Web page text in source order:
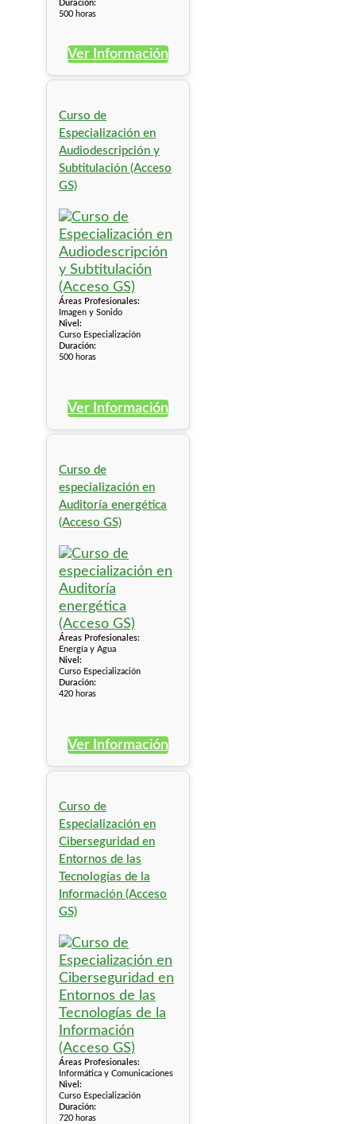
Duración:
500 horas
Ver Información
Curso de
Especialización en
Audiodescripción y
Subtitulación (Acceso
GS)
Áreas Profesionales:
Imagen y Sonido
Nivel:
Curso Especialización
Duración:
500 horas
Ver Información
Curso de
especialización en
Auditoría energética
(Acceso GS)
Áreas Profesionales:
Energía y Agua
Nivel:
Curso Especialización
Duración:
420 horas
Ver Información
Curso de
Especialización en
Ciberseguridad en
Entornos de las
Tecnologías de la
Información (Acceso
GS)
Áreas Profesionales:
Informática y Comunicaciones
Nivel:
Curso Especialización
Duración:
720 horas